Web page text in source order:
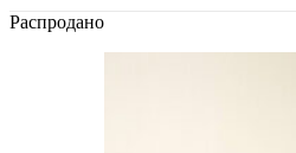
Распродано